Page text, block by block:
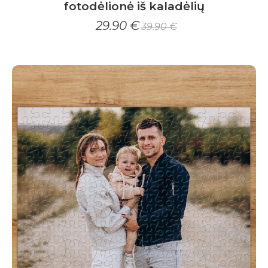
fotodėlionė iš kaladėlių
29.90 €39.90€